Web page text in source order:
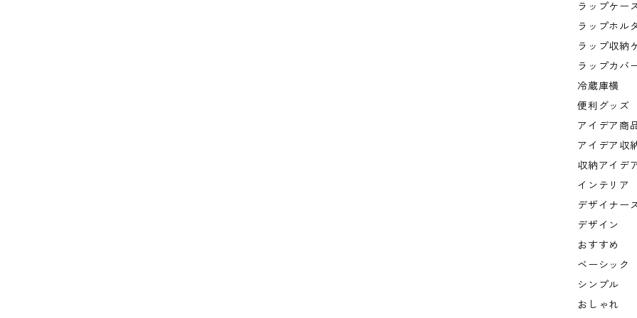
ラップケー
ラップホル
ラップ収納
ラップカバ
冷蔵庫横
便利グッズ
アイデア商
アイデア収
収納アイデ
インテリア
デザイナー
デザイン
おすすめ
ベーシック
シンプル
おしゃれ